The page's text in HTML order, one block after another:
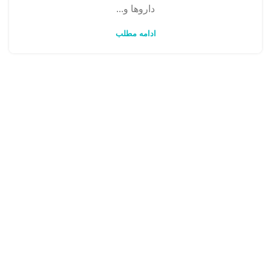
داروها و...
ادامه مطلب